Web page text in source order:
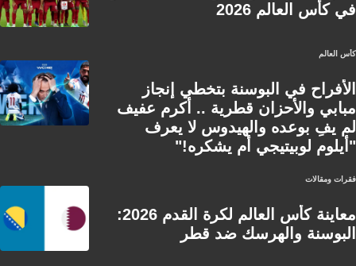
في كأس العالم 2026
كأس العالم
الأفراح في البوسنة بتخطي إنجاز
مبابي والأحزان قطرية .. أكرم عفيف
لم يفِ بوعده والهيدوس لا يعرف
"أيلوم لوبيتيجي أم يشكره!"
فقرات ومقالات
معاينة كأس العالم لكرة القدم 2026:
البوسنة والهرسك ضد قطر